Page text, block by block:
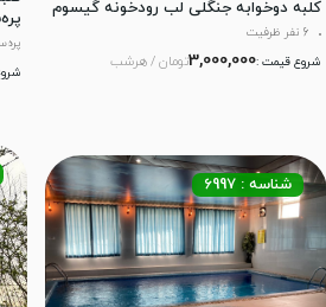
کلبه دوخوابه جنگلی لب رودخونه گیسوم
6 نفر ظرفیت
شروع قیمت :3,000,000تومان / هرشب
شناسه : 6997